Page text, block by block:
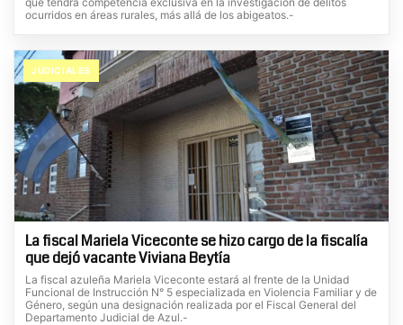
ocurridos en áreas rurales, más allá de los abigeatos.-
JUDICIALES
La fiscal Mariela Viceconte se hizo cargo de la fiscalía
que dejó vacante Viviana Beytía
La fiscal azuleña Mariela Viceconte estará al frente de la Unidad
Funcional de Instrucción N° 5 especializada en Violencia Familiar y de
Género, según una designación realizada por el Fiscal General del
Departamento Judicial de Azul.-